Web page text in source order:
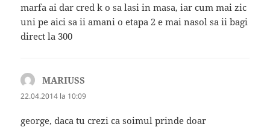
marfa ai dar cred k o sa lasi in masa, iar cum mai zic
uni pe aici sa ii amani o etapa 2 e mai nasol sa ii bagi
direct la 300
MARIUSS
22.04.2014 la 10:09
george, daca tu crezi ca soimul prinde doar